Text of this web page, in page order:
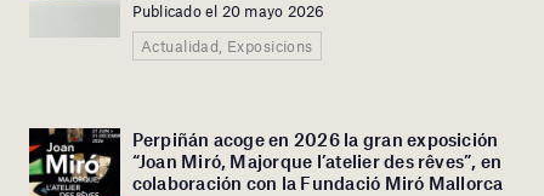
Publicado el 20 mayo 2026
Actualidad, Exposicions
Perpiñán acoge en 2026 la gran exposición
“Joan Miró, Majorque l’atelier des rêves”, en
colaboración con la Fundació Miró Mallorca